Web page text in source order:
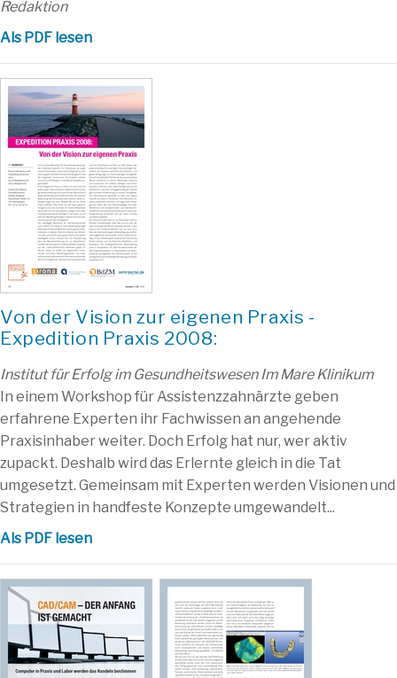
Redaktion
Als PDF lesen
Von der Vision zur eigenen Praxis -
Expedition Praxis 2008:
Institut für Erfolg im Gesundheitswesen Im Mare Klinikum
In einem Workshop für Assistenzzahnärzte geben
erfahrene Experten ihr Fachwissen an angehende
Praxisinhaber weiter. Doch Erfolg hat nur, wer aktiv
zupackt. Deshalb wird das Erlernte gleich in die Tat
umgesetzt. Gemeinsam mit Experten werden Visionen und
Strategien in handfeste Konzepte umgewandelt...
Als PDF lesen